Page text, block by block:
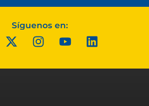
Síguenos en: